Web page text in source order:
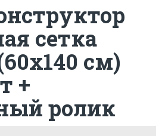
сетка
см)
+
ролик